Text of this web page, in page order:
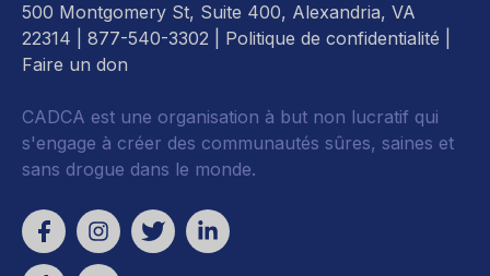
500 Montgomery St, Suite 400, Alexandria, VA
22314 | 877-540-3302 | Politique de confidentialité
Faire un don
CADCA est une organisation à but non lucratif qui
s'engage à créer des communautés sûres, saines et
sans drogue dans le monde.